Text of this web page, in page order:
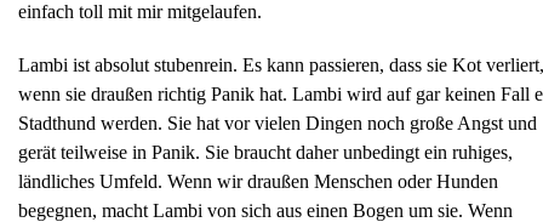
einfach toll mit mir mitgelaufen.
​Lambi ist absolut stubenrein. Es kann passieren, dass sie Kot verliert,
wenn sie draußen richtig Panik hat. Lambi wird auf gar keinen Fall
Stadthund werden. Sie hat vor vielen Dingen noch große Angst und
gerät teilweise in Panik. Sie braucht daher unbedingt ein ruhiges,
ländliches Umfeld. Wenn wir draußen Menschen oder Hunden
begegnen, macht Lambi von sich aus einen Bogen um sie. Wenn